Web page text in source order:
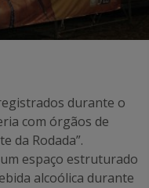
durante o
com órgãos de
da Rodada”.
espaço estruturado
alcoólica durante